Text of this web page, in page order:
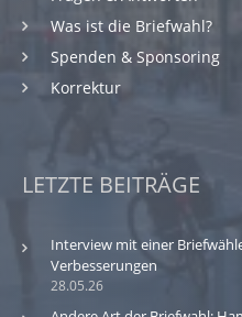
Was ist die Briefwahl?
Spenden & Sponsoring
Korrektur
LETZTE BEITRÄGE
28.05.26
Interview mit einer
Verbesserungen